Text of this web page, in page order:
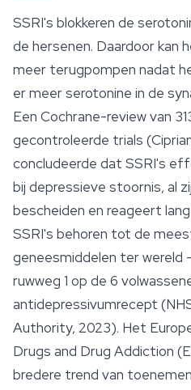
SSRI's blokkeren de
de hersenen. Daardoor kan
meer terugpompen nadat
er meer serotonine in de
Een Cochrane-review van
gecontroleerde trials
concludeerde dat SSRI's
bij depressieve stoornis, al
bescheiden en reageert
SSRI's behoren tot de
geneesmiddelen ter wereld
ruwweg 1 op de 6
antidepressivumrecept
Authority, 2023). Het
Drugs and Drug Addiction
bredere trend van